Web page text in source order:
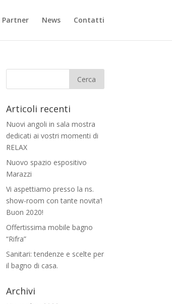
Partner News Contatti
Articoli recenti
Nuovi angoli in sala mostra
dedicati ai vostri momenti di
RELAX
Nuovo spazio espositivo
Marazzi
Vi aspettiamo presso la ns.
show-room con tante novita’!
Buon 2020!
Offertissima mobile bagno
“Rifra”
Sanitari: tendenze e scelte per
il bagno di casa.
Archivi